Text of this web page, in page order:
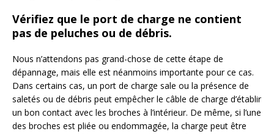
Vérifiez que le port de charge ne contient
pas de peluches ou de débris.
Nous n’attendons pas grand-chose de cette étape de
dépannage, mais elle est néanmoins importante pour ce cas.
Dans certains cas, un port de charge sale ou la présence de
saletés ou de débris peut empêcher le câble de charge d’établir
un bon contact avec les broches à l’intérieur. De même, si l’une
des broches est pliée ou endommagée, la charge peut être